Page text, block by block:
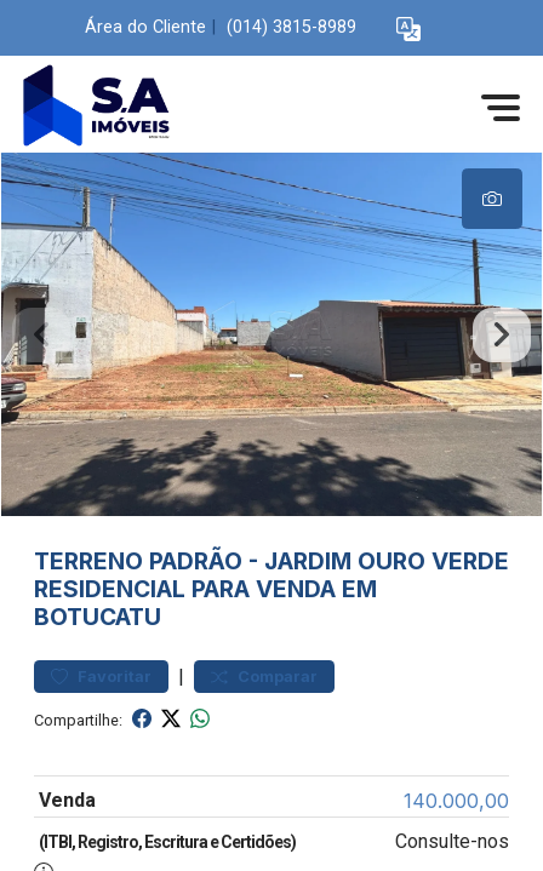
Área do Cliente (014) 3815-8989
TERRENO PADRÃO - JARDIM OURO VERDE
RESIDENCIAL PARA VENDA EM
BOTUCATU
Favoritar | Comparar
Compartilhe:
Venda 140.000,00
(ITBI, Registro, Escritura e Certidões) Consulte-nos